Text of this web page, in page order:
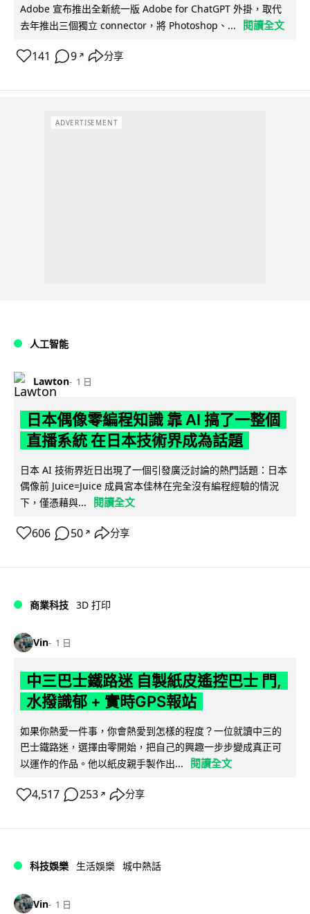
Adobe 宣布推出全新統一版 Adobe for ChatGPT 外掛，取代
去年推出三個獨立 connector，將 Photoshop、...
閱讀全文
141 9 ↗ 分享
ADVERTISEMENT
人工智能
Lawton 1 日
日本偶像零編程知識 靠 AI 搞了一整個
直播系統 在日本技術界成為話題
日本 AI 技術界近日出現了一個引發廣泛討論的熱門話題：日本
偶像前 Juice=Juice 成員宮本佳林在完全沒有編程經驗的情況
下，僅憑藉與...
閱讀全文
606 50 ↗ 分享
商業科技 3D 打印
Vin 1 日
中三巴士鐵路迷 自製紙皮遙控巴士 門,
水撥識郁 + 實時GPS報站
如果你熱愛一件事，你會熱愛到怎樣的程度？一位就讀中三的
巴士鐵路迷，選擇由零開始，把自己的興趣一步步變成真正可
以運作的作品。他以紙皮親手製作出...
閱讀全文
4,517 253 ↗ 分享
科技娛樂 生活娛樂 城中熱話
Vin 1 日